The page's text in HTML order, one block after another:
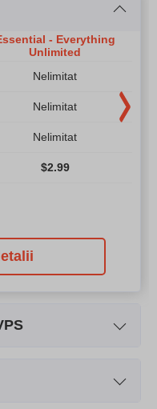
- Everything
Unlimited
Nelimitat
Nelimitat
Nelimitat
$2.99